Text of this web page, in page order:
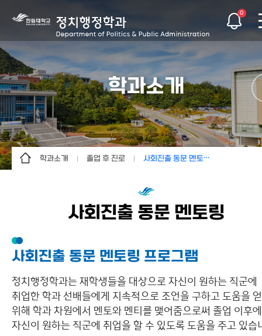
0
학과소개
학과소개
커뮤니티
관련사이트
이용안내
졸업 후 진로
학과장 인사말
발전계획
졸업 후 진로
사회진출 동문 멘토링
사회진출 동문 멘토링
사회진출 동문 멘토링 프로그램
정치행정학과는 재학생들을 대상으로 자신이 원하는 직군에
취업한 학과 선배들에게 지속적으로 조언을 구하고 도움을
위해 학과 차원에서 멘토와 멘티를 맺어줌으로써 졸업 이후에
자신이 원하는 직군에 취업을 할 수 있도록 도움을 주고 있습